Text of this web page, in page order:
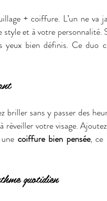
+ coiffure. L’un ne va
et à votre personnalité.
bien définis. Ce duo
briller sans y passer des
votre visage.
coiffure bien pensée, ce
quotidien